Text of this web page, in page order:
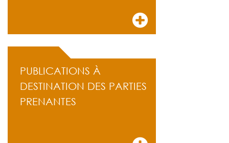
PUBLICATIONS À
DESTINATION DES PARTIES
PRENANTES